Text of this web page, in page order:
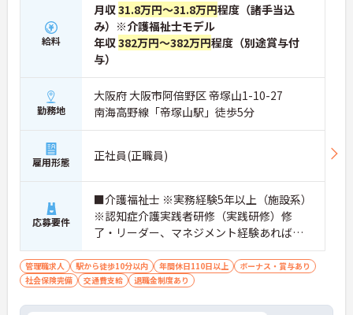
給料
月収31.8万円～31.8万円程度（諸手当込
み）※介護福祉士モデル
年収382万円～382万円程度（別途賞与付
与）
勤務地
大阪府 大阪市阿倍野区 帝塚山1-10-27
南海高野線「帝塚山駅」徒歩5分
雇用形態 正社員(正職員)
応募要件
■介護福祉士 ※実務経験5年以上（施設系）
※認知症介護実践者研修（実践研修）修
了・リーダー、マネジメント経験あれば尚
可
管理職求人 駅から徒歩10分以内 年間休日110日以上
ボーナス・賞与あり
社会保険完備
交通費支給 退職金制度あり